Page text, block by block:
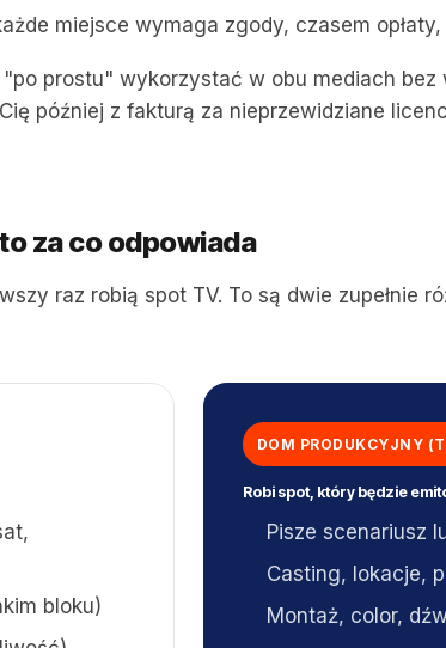
miejsce wymaga zgody, czasem
prostu" wykorzystać w obu mediach bez
później z fakturą za nieprzewidziane
za co odpowiada
raz robią spot TV. To są dwie zupełnie
bloku)
DOM PRODUKCYJNY
Robi spot, który będzie
Pisze scenariusz
Casting, lokacje,
Montaż, color,